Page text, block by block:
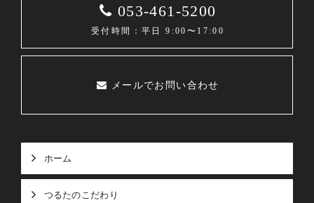
053-461-5200
受付時間：平日 9:00〜17:00
メールでお問い合わせ
ホーム
つるたのこだわり